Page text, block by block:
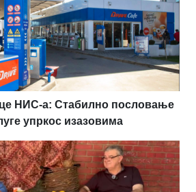
НИС-а: Стабилно пословање
упркос изазовима